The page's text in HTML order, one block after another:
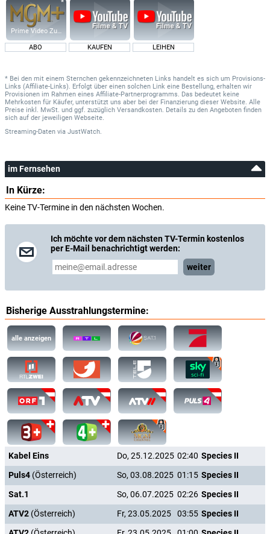
Prime Video Zusatz-Kanäle
ABO KAUFEN LEIHEN
* Bei den mit einem Sternchen gekennzeichneten Links handelt es sich um Provisions-
Links (Affiliate-Links). Erfolgt über einen solchen Link eine Bestellung, erhalten wir
Provisionen im Rahmen eines Affiliate-Partnerprogramms. Das bedeutet keine
Mehrkosten für Käufer, unterstützt uns aber bei der Finanzierung dieser Website. Alle
Preise inkl. MwSt. und ggf. zuzüglich Versandkosten. Details zu den Angeboten finden
sich auf der jeweiligen Webseite.
Streaming-Daten via JustWatch.
im Fernsehen
In Kürze:
Keine TV-Termine in den nächsten Wochen.
Ich möchte vor dem nächsten TV-Termin kostenlos
per E-Mail benachrichtigt werden:
weiter
Bisherige Ausstrahlungstermine:
alle anzeigen
Kabel Eins Do, 25.12.2025 02:40 Species II
Puls4 (Österreich) So, 03.08.2025 01:15 Species II
Sat.1
So, 06.07.2025 02:26 Species II
ATV2 (Österreich) Fr, 23.05.2025 03:55 Species II